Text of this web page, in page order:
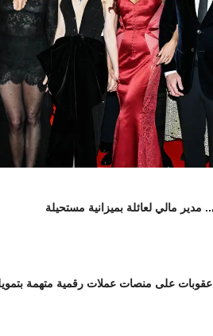
مدير مالي لعائلة بميزانية مستحيلة
على منصات عملات رقمية متهمة